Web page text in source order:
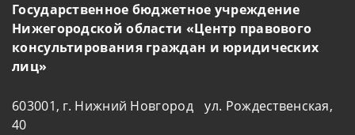
Государственное бюджетное учреждение
Нижегородской области «Центр правового
консультирования граждан и юридических
лиц»
603001, г. Нижний Новгород ул. Рождественская,
40